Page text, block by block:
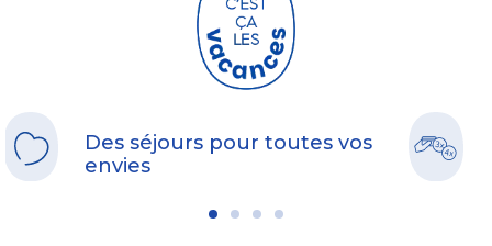
Des séjours pour toutes vos
envies